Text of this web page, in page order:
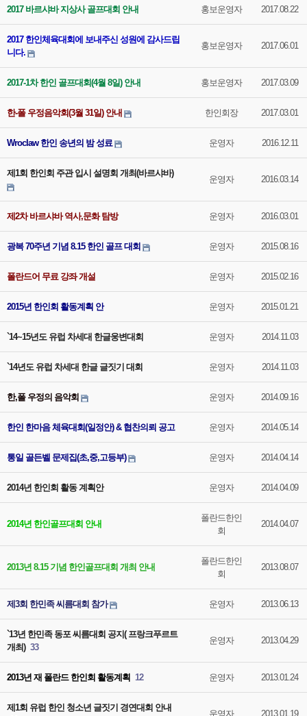
2017 바르샤바 지상사 골프대회 안내 홍보운영자 2017.08.22
2017 한인체육대회에 보내주신 성원에 감사드립
니다.
홍보운영자 2017.06.01
2017-1차 한인 골프대회(4월 8일) 안내 홍보운영자 2017.03.09
한-폴 우정음악회(3월 31일) 안내 한인회장 2017.03.01
Wroclaw 한인 송년의 밤 성료 운영자 2016.12.11
제1회 한인회 주관 입시 설명회 개최(바르샤바)
운영자 2016.03.14
제2차 바르샤바 역사,문화 탐방 운영자 2016.03.01
광복 70주년 기념 8.15 한인 골프 대회 운영자 2015.08.16
폴란드어 무료 강좌 개설 운영자 2015.02.16
2015년 한인회 활동계획 안 운영자 2015.01.21
`14~15년도 유럽 차세대 한글웅변대회 운영자 2014.11.03
`14년도 유럽 차세대 한글 글짓기 대회 운영자 2014.11.03
한,폴 우정의 음악회 운영자 2014.09.16
한인 한마음 체육대회(일정안) & 협찬의뢰 공고 운영자 2014.05.14
통일 골든벨 문제집(초,중,고등부) 운영자 2014.04.14
2014년 한인회 활동 계획안 운영자 2014.04.09
2014년 한인골프대회 안내
폴란드한인
회
2014.04.07
2013년 8.15 기념 한인골프대회 개최 안내
폴란드한인
회
2013.08.07
제3회 한민족 씨름대회 참가 운영자 2013.06.13
`13년 한민족 동포 씨름대회 공지( 프랑크푸르트
개최) 33
운영자 2013.04.29
2013년 재 폴란드 한인회 활동계획 12 운영자 2013.01.24
제1회 유럽 한인 청소년 글짓기 경연대회 안내
운영자 2013.01.19